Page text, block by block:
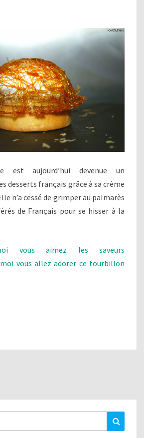
est aujourd’hui devenue un
desserts français grâce à sa crème
n’a cessé de grimper au palmarès
de Français pour se hisser à la
vous aimez les saveurs
moi vous allez adorer ce tourbillon